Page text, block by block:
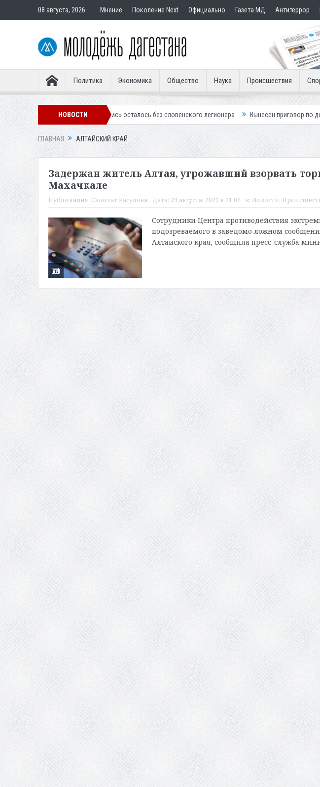
08 августа, 2026 Мнение Поколение Next Официально Газета МД Антитеррор
Политика Экономика Общество Наука Происшествия
НОВОСТИ
Махачкалинское «Динамо» осталось без словенского легионера Вынесен приговор по делу о
ГЛАВНАЯ АЛТАЙСКИЙ КРАЙ
Задержан житель Алтая, угрожавший взорвать
Махачкале
Публикация: Салихат Расулова Дата: 29 августа, 2023 в 21:02 в: Новости,
Сотрудники Центра противодействия
подозреваемого в заведомо ложном
Алтайского края, сообщила пресс-служба